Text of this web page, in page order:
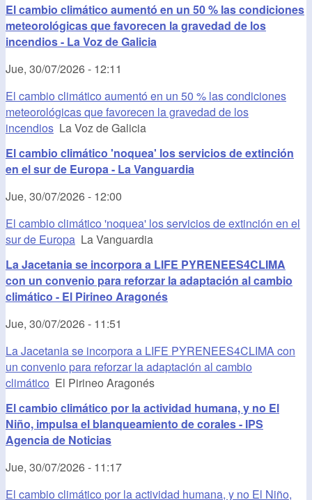
El cambio climático aumentó en un 50 % las condiciones
meteorológicas que favorecen la gravedad de los
incendios - La Voz de Galicia
Jue, 30/07/2026 - 12:11
El cambio climático aumentó en un 50 % las condiciones
meteorológicas que favorecen la gravedad de los
incendios La Voz de Galicia
El cambio climático 'noquea' los servicios de extinción
en el sur de Europa - La Vanguardia
Jue, 30/07/2026 - 12:00
El cambio climático 'noquea' los servicios de extinción en el
sur de Europa La Vanguardia
La Jacetania se incorpora a LIFE PYRENEES4CLIMA
con un convenio para reforzar la adaptación al cambio
climático - El Pirineo Aragonés
Jue, 30/07/2026 - 11:51
La Jacetania se incorpora a LIFE PYRENEES4CLIMA con
un convenio para reforzar la adaptación al cambio
climático El Pirineo Aragonés
El cambio climático por la actividad humana, y no El
Niño, impulsa el blanqueamiento de corales - IPS
Agencia de Noticias
Jue, 30/07/2026 - 11:17
El cambio climático por la actividad humana, y no El Niño,